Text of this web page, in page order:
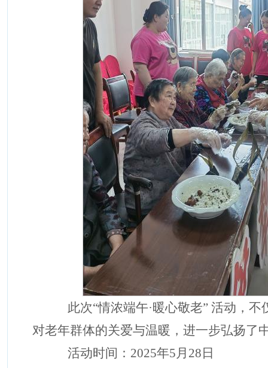
此次“情浓端午·暖心敬老” 活动，
对老年群体的关爱与温暖，进一步弘扬了
活动时间：2025年5月28日